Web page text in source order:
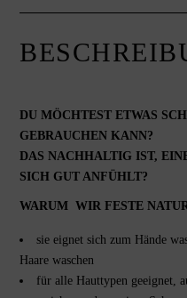
Marseille
quantity
DU MÖCHTEST ETWAS
GEBRAUCHEN KANN?
DAS NACHHALTIG IST,
SICH GUT ANFÜHLT?
WARUM WIR FESTE
sie eignet sich zum Hände
Haare waschen
für alle Hauttypen geeignet,